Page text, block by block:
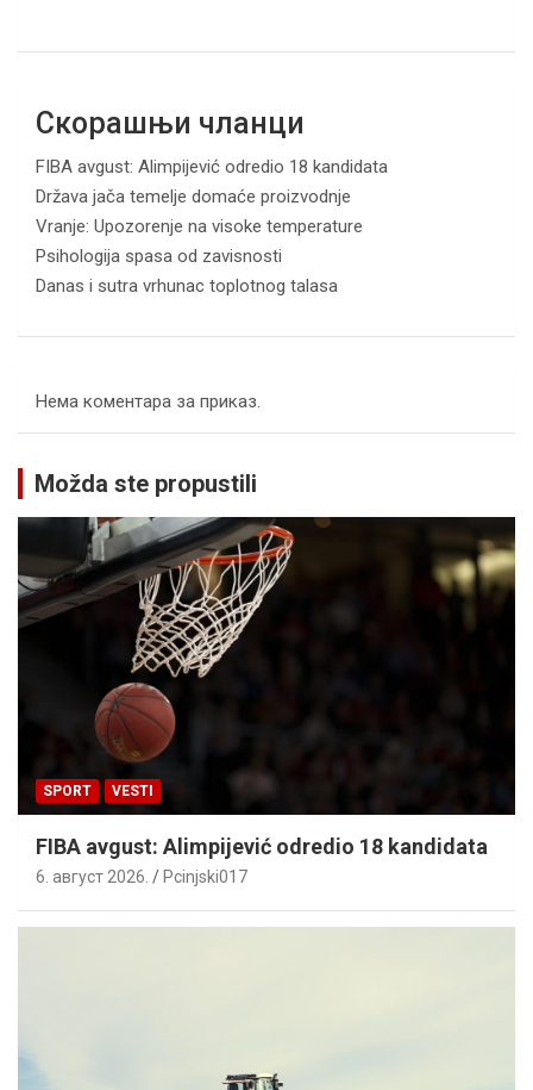
Скорашњи чланци
FIBA avgust: Alimpijević odredio 18 kandidata
Država jača temelje domaće proizvodnje
Vranje: Upozorenje na visoke temperature
Psihologija spasa od zavisnosti
Danas i sutra vrhunac toplotnog talasa
Нема коментара за приказ.
Možda ste propustili
SPORT VESTI
FIBA avgust: Alimpijević odredio 18 kandidata
6. август 2026. Pcinjski017